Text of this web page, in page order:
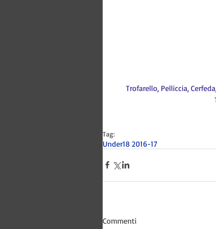
Trofarello, Pelliccia,
Tag:
Under18 2016-17
Commenti